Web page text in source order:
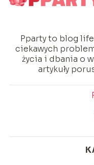
Pparty to blog
ciekawych
życia i dbania o
artykuły